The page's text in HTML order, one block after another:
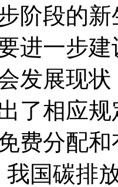
阶段的
进一步
发展现
了相应规
费分配
我国碳排